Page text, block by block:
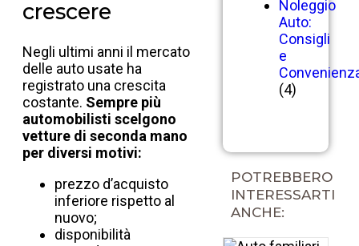
crescere
Negli ultimi anni il mercato
delle auto usate ha
registrato una crescita
costante. Sempre più
automobilisti scelgono
vetture di seconda mano
per diversi motivi:
prezzo d’acquisto
inferiore rispetto al
nuovo;
disponibilità
Noleggio
Auto:
Consigli
e
(4)
POTREBBERO
INTERESSARTI
ANCHE: